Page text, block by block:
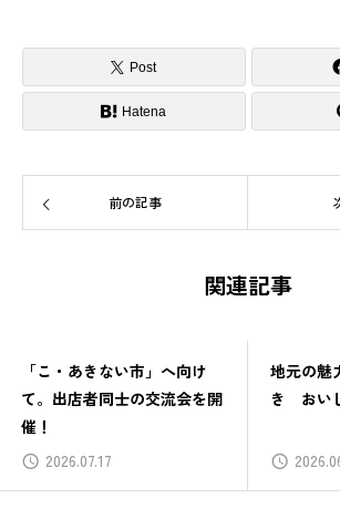
Post
Hatena
前の記事
関連記事
「こ・あきない市」へ向け
て。出店者同士の交流会を開
催！
2026.07.17
地元の魅
き おい